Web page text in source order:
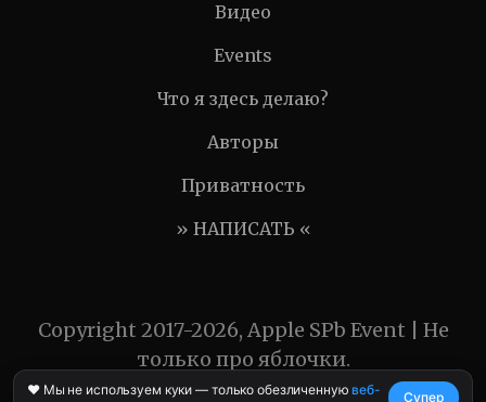
Видео
Events
Что я здесь делаю?
Авторы
Приватность
» НАПИСАТЬ «
Copyright 2017-2026, Apple SPb Event | Не
только про яблочки.
❤️ Мы не используем куки — только обезличеннуювеб-
Супер